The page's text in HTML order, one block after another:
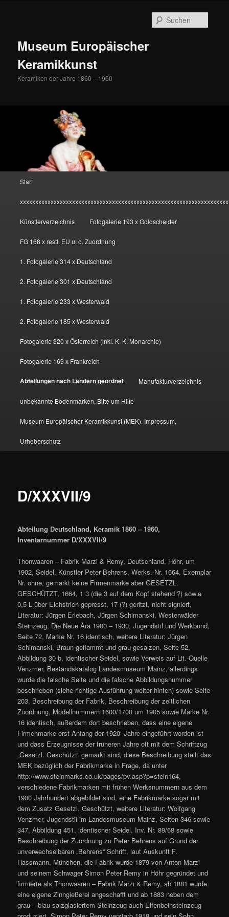
Museum Europäischer
Keramikkunst
Keramiken der Jahre 1860 – 1960
Start
Künstlerverzeichnis Fotogalerie 193 x Goldscheider
FG 168 x restl. EU u. o. Zuordnung
1. Fotogalerie 314 x Deutschland
2. Fotogalerie 301 x Deutschland
1. Fotogalerie 233 x Westerwald
2. Fotogalerie 185 x Westerwald
Fotogalerie 320 x Österreich (inkl. K. K. Monarchie)
Fotogalerie 169 x Frankreich
Abteilungen nach Ländern geordnet Manufakturverzeichnis
unbekannte Bodenmarken, Bitte um Hilfe
Museum Europäischer Keramikkunst (MEK), Impressum,
Urheberschutz
D/XXXVII/9
Abteilung Deutschland, Keramik 1860 – 1960,
Inventarnummer D/XXXVII/9
Thonwaaren – Fabrik Marzi & Remy, Deutschland, Höhr, um
1902, Seidel, Künstler Peter Behrens, Werks.-Nr. 1664, Exemplar
Nr. ohne, gemarkt keine Firmenmarke aber GESETZL.
GESCHÜTZT, 1664, 1 3 (die 3 auf dem Kopf stehend ?) sowie
0,5 L über Eichstrich gepresst, 17 (?) geritzt, nicht signiert,
Literatur: Jürgen Erlebach, Jürgen Schimanski, Westerwälder
Steinzeug, Die Neue Ära 1900 – 1930, Jugendstil und Werkbund,
Seite 72, Marke Nr. 16 identisch, weitere Literatur: Jürgen
Schimanski, Braun geflammt und grau gesalzen, Seite 52,
Abbildung 30 b, identischer Seidel, sowie Verweis auf Lit.-Quelle
Venzmer, Bestandskatalog Landesmuseum Mainz, allerdings
wurde die falsche Seite und die falsche Abbildungsnummer
beschrieben (siehe richtige Ausführung weiter hinten) sowie Seite
203, Beschreibung der Fabrik, Beschreibung der zeitlichen
Zuordnung, Modellnummern 1600/1700 um 1905 sowie Marke Nr.
16 identisch, außerdem dort beschrieben, dass eine eigene
Firmenmarke erst Anfang der 1920‘ Jahre eingeführt worden ist
und dass Erzeugnisse der früheren Jahre oft mit dem Schriftzug
„Gesetzl. Geschützt“ gemarkt sind, diese Beschreibung stellt das
MEK bezüglich der Fabrikmarke in Frage, da unter
http://www.steinmarks.co.uk/pages/pv.asp?p=stein164,
verschiedene Fabrikmarken mit frühen Werksnummern aus dem
1900 Jahrhundert abgebildet sind, eine Fabrikmarke sogar mit
dem Zusatz Gesetzl. Geschützt, weitere Literatur: Wolfgang
Venzmer, Jugendstil im Landesmuseum Mainz, Seiten 346 sowie
347, Abbildung 451, identischer Seidel, Inv. Nr. 89/68 sowie
Beschreibung der Zuordnung zu Peter Behrens auf Grund der
unverwechselbaren „Behrens“ Schrift, laut Auskunft F.
Hassmann, München, die Fabrik wurde 1879 von Anton Marzi
und seinem Schwager Simon Peter Remy in Höhr gegründet und
firmierte als Thonwaaren – Fabrik Marzi & Remy, ab 1881 wurde
eine eigene Zinngießerei angeschafft und ab 1883 neben dem
grau – blau salzglasiertem Steinzeug auch Elfenbeinsteinzeug